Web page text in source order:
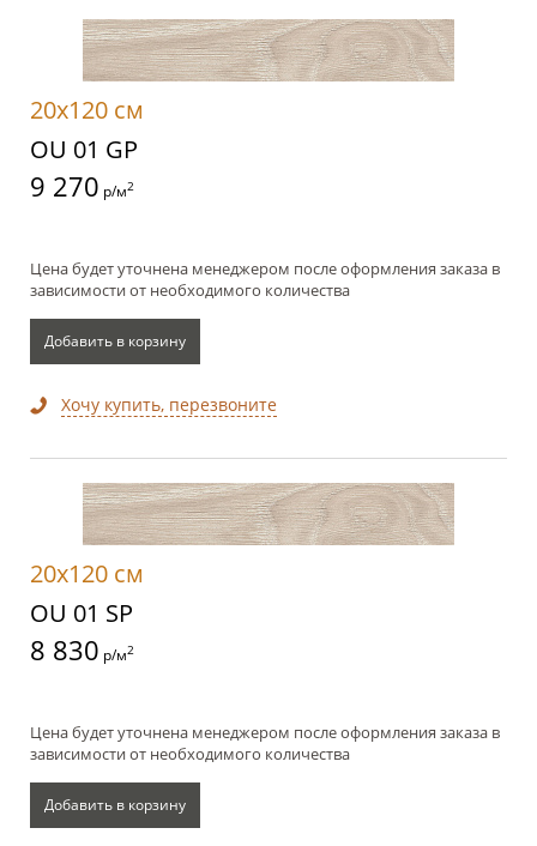
20x120 см
OU 01 GP
9 270 р/м2
Цена будет уточнена менеджером после оформления заказа в
зависимости от необходимого количества
Добавить в корзину
Хочу купить, перезвоните
20x120 см
OU 01 SP
8 830 р/м2
Цена будет уточнена менеджером после оформления заказа в
зависимости от необходимого количества
Добавить в корзину